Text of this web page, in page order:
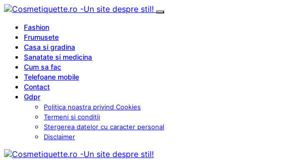
Fashion
Frumusete
Casa si gradina
Sanatate si medicina
Cum sa fac
Telefoane mobile
Contact
Gdpr
Politica noastra privind Cookies
Termeni si conditii
Stergerea datelor cu caracter personal
Disclaimer